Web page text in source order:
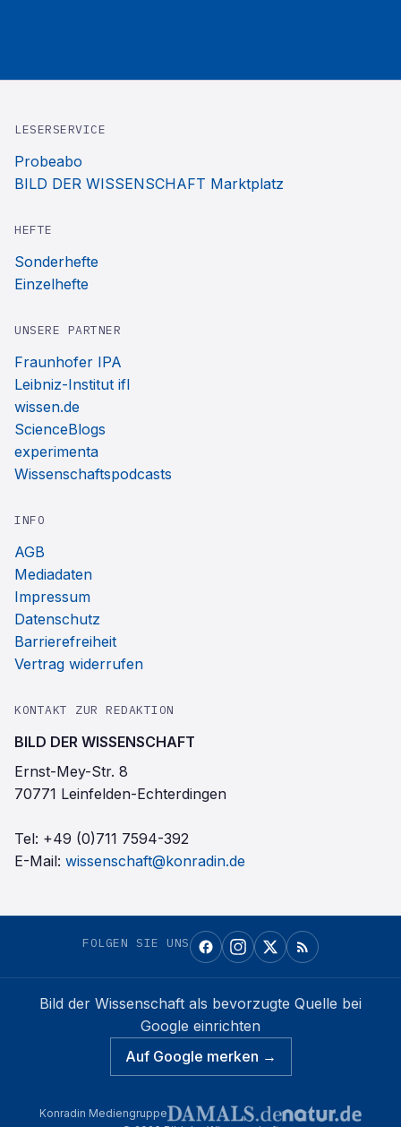
LESERSERVICE
Probeabo
BILD DER WISSENSCHAFT Marktplatz
HEFTE
Sonderhefte
Einzelhefte
UNSERE PARTNER
Fraunhofer IPA
Leibniz-Institut ifl
wissen.de
ScienceBlogs
experimenta
Wissenschaftspodcasts
INFO
AGB
Mediadaten
Impressum
Datenschutz
Barrierefreiheit
Vertrag widerrufen
KONTAKT ZUR REDAKTION
BILD DER WISSENSCHAFT
Ernst-Mey-Str. 8
70771 Leinfelden-Echterdingen
Tel: +49 (0)711 7594-392
E-Mail: wissenschaft@konradin.de
FOLGEN SIE UNS
Bild der Wissenschaft als bevorzugte Quelle bei
Google einrichten
Auf Google merken →
Konradin Mediengruppe